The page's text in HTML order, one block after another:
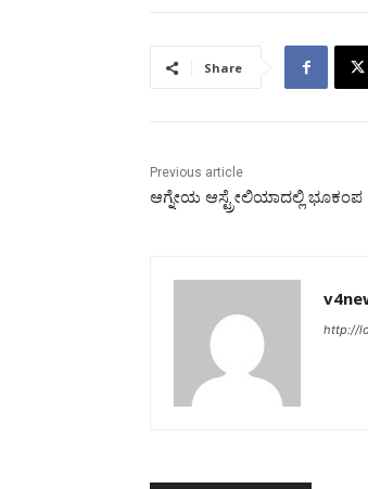
Share
Previous article
ಆಗ್ನೇಯ ಆಸ್ಟ್ರೇಲಿಯಾದಲ್ಲಿ ಭೂಕಂಪ
http://